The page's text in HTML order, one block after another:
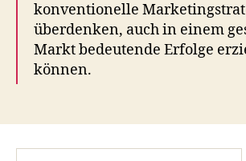
konventionelle
überdenken, auch in einem
Markt bedeutende Erfolge
können.